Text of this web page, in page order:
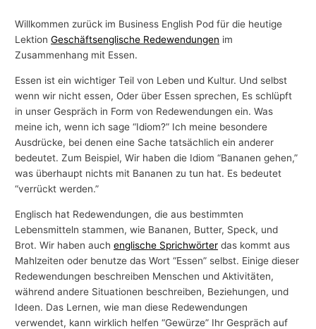
Willkommen zurück im Business English Pod für die heutige
LektionGeschäftsenglische Redewendungen im
Zusammenhang mit Essen.
Essen ist ein wichtiger Teil von Leben und Kultur. Und selbst
wenn wir nicht essen, Oder über Essen sprechen, Es schlüpft
in unser Gespräch in Form von Redewendungen ein. Was
meine ich, wenn ich sage “Idiom?” Ich meine besondere
Ausdrücke, bei denen eine Sache tatsächlich ein anderer
bedeutet. Zum Beispiel, Wir haben die Idiom “Bananen gehen,”
was überhaupt nichts mit Bananen zu tun hat. Es bedeutet
“verrückt werden.”
Englisch hat Redewendungen, die aus bestimmten
Lebensmitteln stammen, wie Bananen, Butter, Speck, und
Brot. Wir haben auchenglische Sprichwörter das kommt aus
Mahlzeiten oder benutze das Wort “Essen” selbst. Einige dieser
Redewendungen beschreiben Menschen und Aktivitäten,
während andere Situationen beschreiben, Beziehungen, und
Ideen. Das Lernen, wie man diese Redewendungen
verwendet, kann wirklich helfen “Gewürze” Ihr Gespräch auf